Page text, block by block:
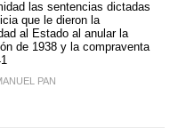
las sentencias dictadas
que le dieron la
al Estado al anular la
de 1938 y la compraventa
PAN